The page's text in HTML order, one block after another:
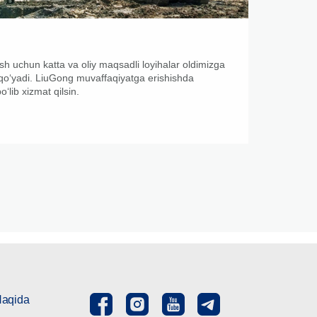
uchun katta va oliy maqsadli loyihalar oldimizga
LiuGong muvaffaqiyatga erishishda
xizmat qilsin.